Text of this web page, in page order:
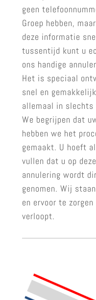
geen
Groep hebben,
deze informatie
tussentijd kunt u
ons handige
Het is speciaal
snel en
allemaal in slechts
We begrijpen dat
hebben we het
gemaakt. U hoeft
vullen dat u op
annulering wordt
genomen. Wij
en ervoor te
verloopt.